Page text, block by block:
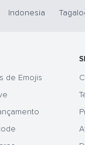
Indonesia
de Emojis